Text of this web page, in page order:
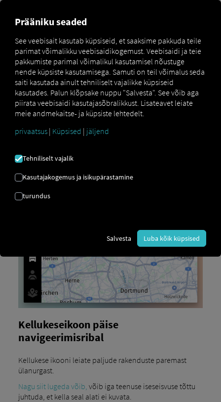
Teated kellukese kaudu
Selles jaotises selgitatakse, kuidas hallata teavitusi RIO
Platvorm kasutab kellukeseikooni, et kuvada
saadaolevate teavituste tüüpe ja seda, kuidas nendega
suhelda.
Kellukeseikoon päise
navigeerimisribal
Kellukese ikooni leiate paljude rakenduste paremast
ülanurgast.
Nagu siit lugeda võib, võib iga teenuse iseseisvuse tõttu
juhtuda, et kella seal alati ei kuvata.
Prääniku seaded
See veebisait kasutab küpsiseid, et saaksime pakkuda teile
parimat võimalikku veebisaidikogemust. Veebisaidi ja teie
pakkumiste parimal võimalikul kasutamisel nõustuge
nende küpsiste kasutamisega. Samuti on teil võimalus seda
saiti kasutada ainult tehniliselt vajalikke küpsiseid
kasutades. Palun klõpsake nuppu "Salvesta". See võib aga
piirata veebisaidi kasutajasõbralikkust. Lisateavet leiate
meie andmekaitse- ja küpsiste lehtedelt.
privaatsus | Küpsised | jäljend
Tehniliselt vajalik
Kasutajakogemus ja isikupärastamine
turundus
Salvesta Luba kõik küpsised